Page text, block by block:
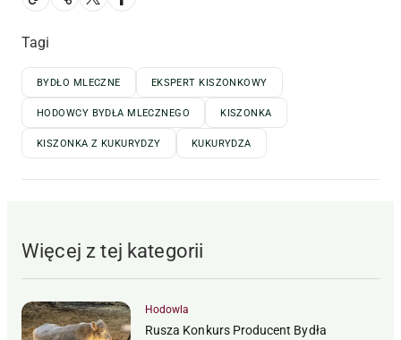
Tagi
BYDŁO MLECZNE EKSPERT KISZONKOWY
HODOWCY BYDŁA MLECZNEGO KISZONKA
KISZONKA Z KUKURYDZY KUKURYDZA
Więcej z tej kategorii
Hodowla
Rusza Konkurs Producent Bydła